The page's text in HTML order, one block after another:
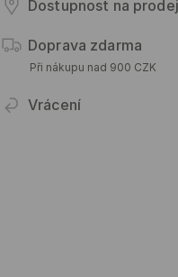
Dostupnost na
Doprava zdarma
Při nákupu nad 900 CZK
Vrácení